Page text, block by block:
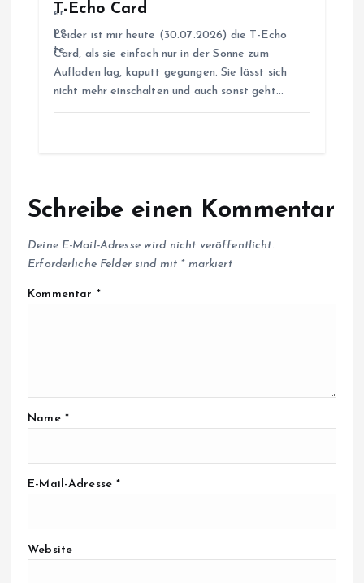
T-Echo Card
Leider ist mir heute (30.07.2026) die T-Echo
Card, als sie einfach nur in der Sonne zum
Aufladen lag, kaputt gegangen. Sie lässt sich
nicht mehr einschalten und auch sonst geht…
Schreibe einen Kommentar
Deine E-Mail-Adresse wird nicht veröffentlicht.
Erforderliche Felder sind mit *markiert
Kommentar *
Name *
E-Mail-Adresse*
Website